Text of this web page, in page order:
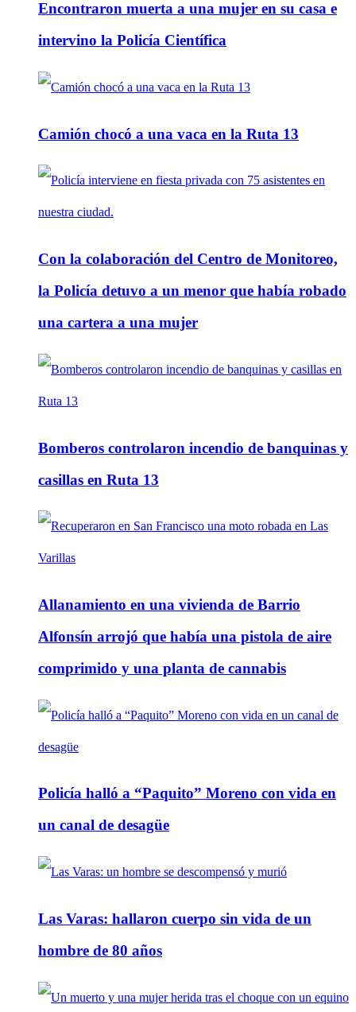
Encontraron muerta a una mujer en su casa e
intervino la Policía Científica
Camión chocó a una vaca en la Ruta 13
Con la colaboración del Centro de Monitoreo,
la Policía detuvo a un menor que había robado
una cartera a una mujer
Bomberos controlaron incendio de banquinas y
casillas en Ruta 13
Allanamiento en una vivienda de Barrio
Alfonsín arrojó que había una pistola de aire
comprimido y una planta de cannabis
Policía halló a “Paquito” Moreno con vida en
un canal de desagüe
Las Varas: hallaron cuerpo sin vida de un
hombre de 80 años